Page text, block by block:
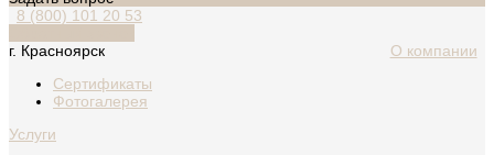
8 (800) 101 20 53
г. Красноярск
О компании
Сертификаты
Фотогалерея
Услуги